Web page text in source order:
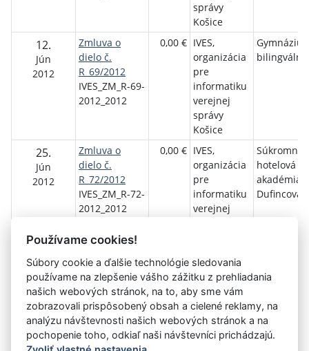
správy
Košice
12.
Jún
2012
Zmluva o
dielo č.
R_69/2012
IVES_ZM_R-69-
2012_2012
0,00 € IVES,
organizácia
pre
informatiku
verejnej
správy
Košice
bilingválne
25.
Jún
2012
Zmluva o
dielo č.
R_72/2012
IVES_ZM_R-72-
2012_2012
0,00 € IVES,
organizácia
pre
informatiku
verejnej
Súkromná
hotelová
akadémia –
Dufincova
« 10 11 12 13 14 15Aktuálna
stránka
15
16
18
19 20 »
Používame cookies!
Súbory cookie a ďalšie technológie sledovania
používame na zlepšenie vášho zážitku z prehliadania
našich webových stránok, na to, aby sme vám
zobrazovali prispôsobený obsah a cielené reklamy, na
analýzu návštevnosti našich webových stránok a na
pochopenie toho, odkiaľ naši návštevníci prichádzajú.